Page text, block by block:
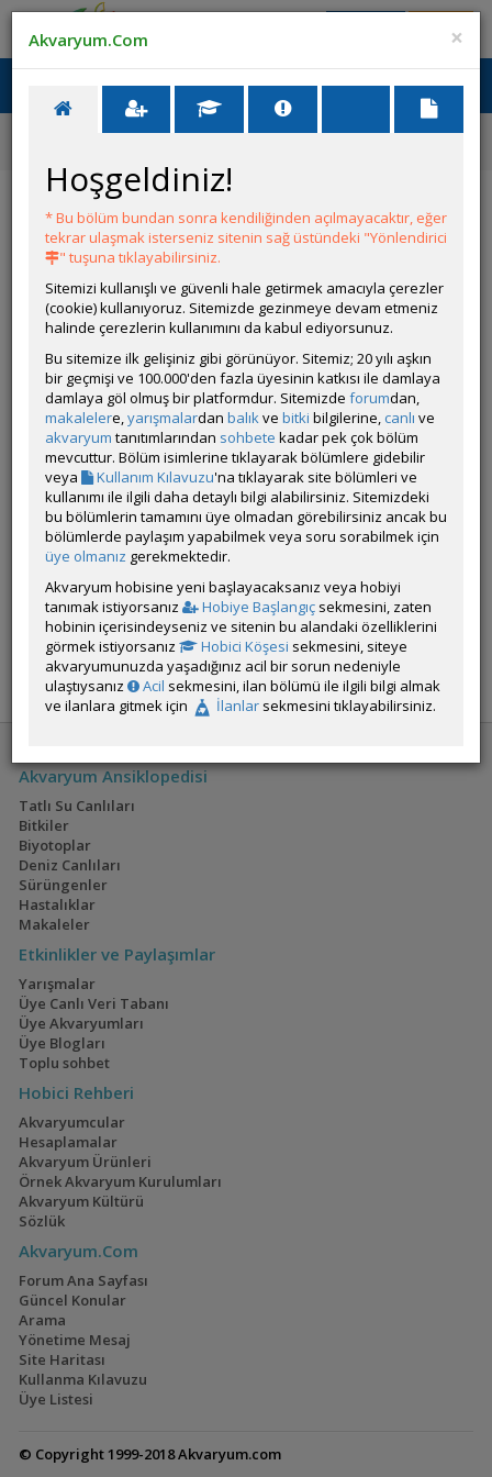
Ana Menü
Labirentliler
Channa Pulchra Yemleme Hakkında
YANIT YAZ
bor31
Çevrim Dışı
Gönderim Zamanı:09 Haziran 2026 00:34
Merhaba, Yavru channa pulchra aldım. Henüz 6cm civarında.
Aldığım yer un kurdu verdi. Fakat un kurdunu yemiyor
saldırıyor ama yemiyor. Un kurdu bu yavru için uygun mudur?
Ve balığın sağlıklı büyümesi için hangi yemler kullanmalıyım?
Üye imzalarını sadece giriş yapan üyelerimiz görebilir
ÖM
YANIT YAZ FAVORİ
Akvaryum Ansiklopedisi
Tatlı Su Canlıları
Bitkiler
Biyotoplar
Deniz Canlıları
Sürüngenler
Hastalıklar
Makaleler
Etkinlikler ve Paylaşımlar
Yarışmalar
Üye Canlı Veri Tabanı
Üye Akvaryumları
Üye Blogları
Toplu sohbet
Hobici Rehberi
Akvaryumcular
Hesaplamalar
Akvaryum Ürünleri
Örnek Akvaryum Kurulumları
Akvaryum Kültürü
Sözlük
Akvaryum.Com
Forum Ana Sayfası
Güncel Konular
Arama
Yönetime Mesaj
Site Haritası
Kullanma Kılavuzu
Üye Listesi
© Copyright 1999-2018 Akvaryum.com
×
Akvaryum.Com
Hoşgeldiniz!
* Bu bölüm bundan sonra kendiliğinden açılmayacaktır, eğer
tekrar ulaşmak isterseniz sitenin sağ üstündeki "Yönlendirici
" tuşuna tıklayabilirsiniz.
Sitemizi kullanışlı ve güvenli hale getirmek amacıyla çerezler
(cookie) kullanıyoruz. Sitemizde gezinmeye devam etmeniz
halinde çerezlerin kullanımını da kabul ediyorsunuz.
Bu sitemize ilk gelişiniz gibi görünüyor. Sitemiz; 20 yılı aşkın
bir geçmişi ve 100.000'den fazla üyesinin katkısı ile damlaya
damlaya göl olmuş bir platformdur. Sitemizde forumdan,
makalelere,yarışmalardan balıkve bitki bilgilerine, canlı ve
akvaryum tanıtımlarından sohbete kadar pek çok bölüm
mevcuttur. Bölüm isimlerine tıklayarak bölümlere gidebilir
veya
Kullanım Kılavuzu'na tıklayarak site bölümleri ve
kullanımı ile ilgili daha detaylı bilgi alabilirsiniz. Sitemizdeki
bu bölümlerin tamamını üye olmadan görebilirsiniz ancak bu
bölümlerde paylaşım yapabilmek veya soru sorabilmek için
üye olmanız gerekmektedir.
Akvaryum hobisine yeni başlayacaksanız veya hobiyi
tanımak istiyorsanız
Hobiye Başlangıç sekmesini, zaten
hobinin içerisindeyseniz ve sitenin bu alandaki özelliklerini
görmek istiyorsanız
Hobici Köşesi sekmesini, siteye
akvaryumunuzda yaşadığınız acil bir sorun nedeniyle
ulaştıysanız
Acil sekmesini, ilan bölümü ile ilgili bilgi almak
ve ilanlara gitmek için
İlanlar sekmesini tıklayabilirsiniz.